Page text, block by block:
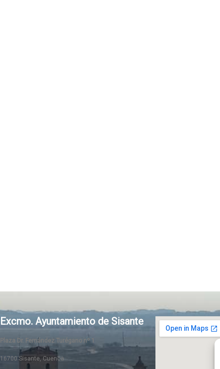
Excmo. Ayuntamiento de Sisante
Plaza Dr. Fernández Turégano nº 1
16700 Sisante, Cuenca